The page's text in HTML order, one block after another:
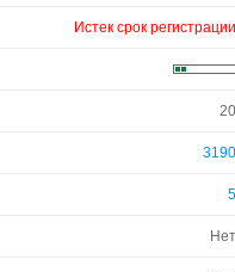
Истек срок регистрации
20
3190
5
Нет